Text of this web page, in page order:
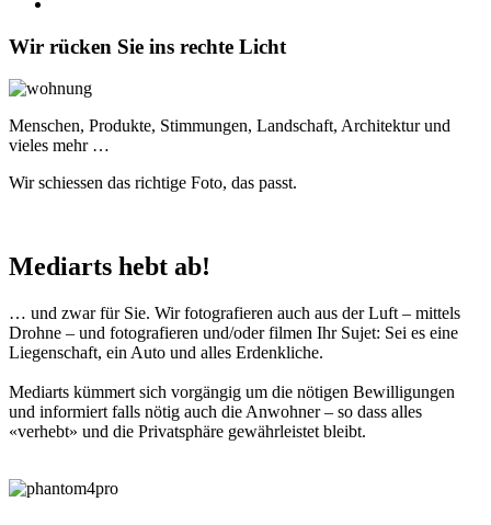
Wir rücken Sie ins rechte Licht
Menschen, Produkte, Stimmungen, Landschaft, Architektur und
vieles mehr …
Wir schiessen das richtige Foto, das passt.
Mediarts hebt ab!
… und zwar für Sie. Wir fotografieren auch aus der Luft – mittels
Drohne – und fotografieren und/oder filmen Ihr Sujet: Sei es eine
Liegenschaft, ein Auto und alles Erdenkliche.
Mediarts kümmert sich vorgängig um die nötigen Bewilligungen
und informiert falls nötig auch die Anwohner – so dass alles
«verhebt» und die Privatsphäre gewährleistet bleibt.